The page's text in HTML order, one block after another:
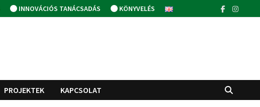
INNOVÁCIÓS TANÁCSADÁS KÖNYVELÉS
PROJEKTEK KAPCSOLAT